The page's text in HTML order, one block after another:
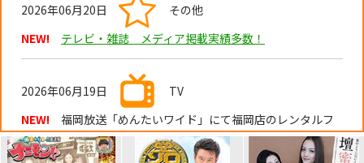
2026年06月20日
その他
NEW!
テレビ・雑誌 メディア掲載実績多数！
2026年06月19日
TV
NEW!
福岡放送「めんたいワイド」にて福岡店のレンタルフ
レンドが紹介されました。